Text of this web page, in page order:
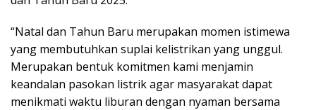
“Natal dan Tahun Baru merupakan momen istimewa
yang membutuhkan suplai kelistrikan yang unggul.
Merupakan bentuk komitmen kami menjamin
keandalan pasokan listrik agar masyarakat dapat
menikmati waktu liburan dengan nyaman bersama